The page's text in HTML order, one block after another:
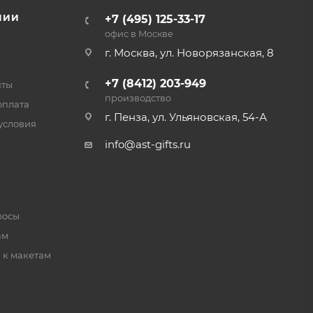
макетам
+7 (495) 125-33-17
офис в Москве
г. Москва, ул. Новорязанская, 8
+7 (8412) 203-949
производство
г. Пенза, ул. Ульяновская, 54-А
info@ast-gifts.ru